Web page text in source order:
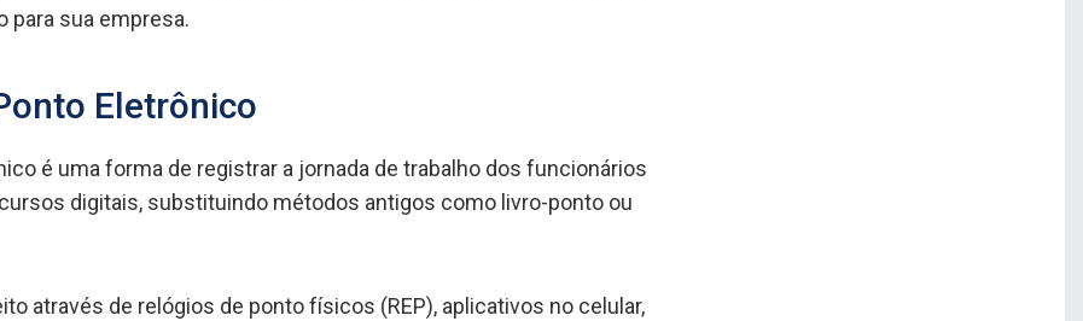
para sua empresa.
Eletrônico
é uma forma de registrar a jornada de trabalho dos funcionários
digitais, substituindo métodos antigos como livro-ponto ou
através de relógios de ponto físicos (REP), aplicativos no celular,